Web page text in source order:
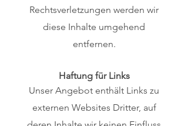
Rechtsverletzungen werden wir
diese Inhalte umgehend
entfernen.
Haftung für Links
Unser Angebot enthält Links zu
externen Websites Dritter, auf